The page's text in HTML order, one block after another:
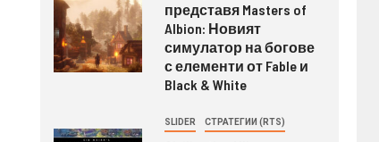
представя Masters of
Albion: Новият
симулатор на богове
с елементи от Fable и
Black & White
SLIDER СТРАТЕГИИ (RTS)